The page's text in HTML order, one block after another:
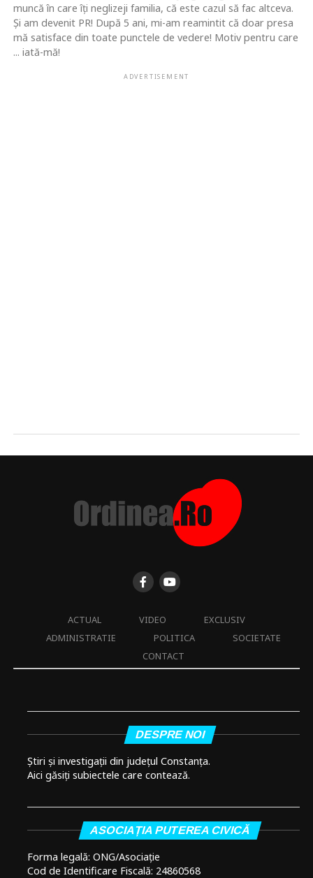
muncă în care îţi neglizeji familia, că este cazul să fac altceva.
Şi am devenit PR! După 5 ani, mi-am reamintit că doar presa
mă satisface din toate punctele de vedere! Motiv pentru care
... iată-mă!
ADVERTISEMENT
ACTUAL VIDEO
EXCLUSIV
ADMINISTRATIE
POLITICA
SOCIETATE
CONTACT
DESPRE NOI
Știri și investigații din județul Constanța.
Aici găsiți subiectele care contează.
ASOCIAȚIA PUTEREA CIVICĂ
Forma legală: ONG/Asociație
Cod de Identificare Fiscală: 24860568